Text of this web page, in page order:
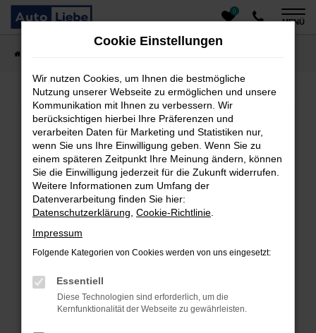
Zum
Hauptinhalt
0
MENÜ
Fehler: Network Error
Beim Laden ist ein Fehler aufgetreten.
Hier sind ein paar Tipps, die dir helfen können:
Überprüfe deine Firewall und deine
Internetverbindung.
Laden andere Webseiten, zum Beispiel deine
Suchmaschine?
Prüfe deine Browsererweiterungen.
das Laden bestimmter Seiten verhindern.
Funktioniert die Seite in einem anderen Browser
oder in einem privaten Fenster?
Cookie Einstellungen
Wir nutzen Cookies, um Ihnen die bestmögliche
Nutzung unserer Webseite zu ermöglichen und unsere
Kommunikation mit Ihnen zu verbessern. Wir
berücksichtigen hierbei Ihre Präferenzen und
verarbeiten Daten für Marketing und Statistiken nur,
wenn Sie uns Ihre Einwilligung geben. Wenn Sie zu
einem späteren Zeitpunkt Ihre Meinung ändern, können
Sie die Einwilligung jederzeit für die Zukunft widerrufen.
Weitere Informationen zum Umfang der
Datenverarbeitung finden Sie hier:
Datenschutzerklärung Cookie-Richtlinie
Impressum
Folgende Kategorien von Cookies werden von uns eingesetzt:
Essentiell
Diese Technologien sind erforderlich, um die
Kernfunktionalität der Webseite zu gewährleisten.